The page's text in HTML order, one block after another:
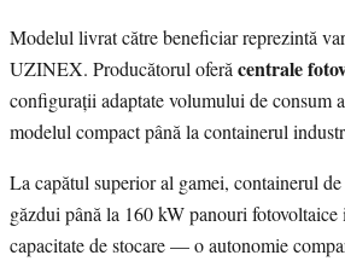
Modelul livrat către beneficiar reprezintă
UZINEX. Producătorul oferă centrale
configurații adaptate volumului de consum
modelul compact până la containerul
La capătul superior al gamei, containerul
găzdui până la 160 kW panouri fotovoltaice
capacitate de stocare — o autonomie